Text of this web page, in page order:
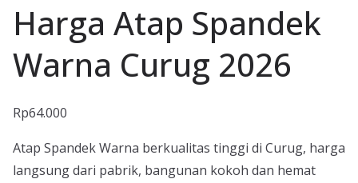
Harga Atap Spandek
Warna Curug 2026
Rp64.000
Atap Spandek Warna berkualitas tinggi di Curug, harga
langsung dari pabrik, bangunan kokoh dan hemat